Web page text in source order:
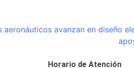
aeronáuticos avanzan en diseño
Horario de Atención